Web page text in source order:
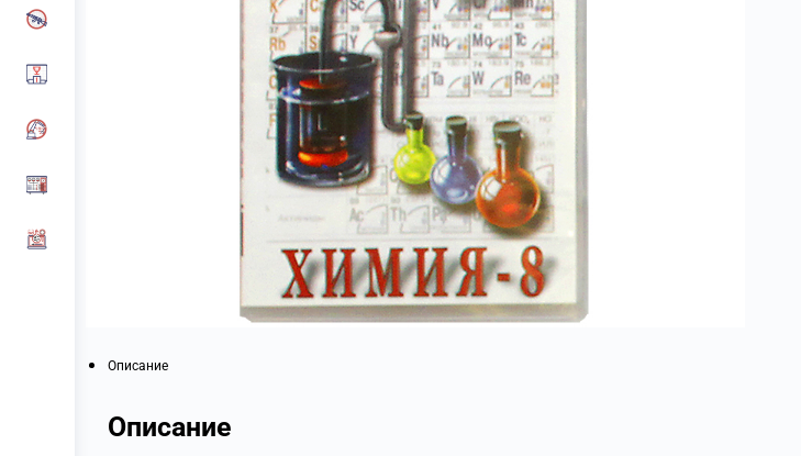
Описание
Описание